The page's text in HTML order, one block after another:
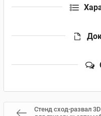
Стенд сход-развал